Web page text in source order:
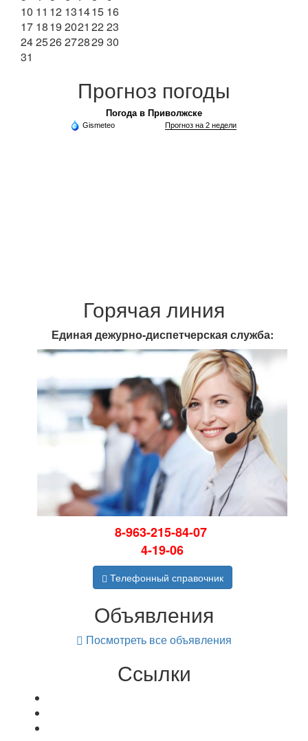
10 11 12 131415 16
17 1819 2021 2223
242526272829 30
31
Прогноз погоды
Погода в Приволжске
Gismeteo Прогноз на 2 недели
Горячая линия
Единая дежурно-диспетчерская служба:
8-963-215-84-07
4-19-06
Телефонный справочник
Объявления
Посмотреть все объявления
Ссылки